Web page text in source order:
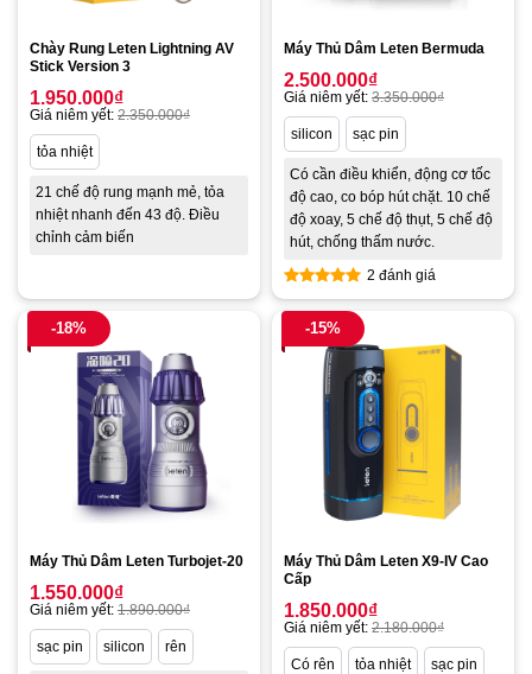
Chày Rung Leten Lightning AV
Stick Version 3
1.950.000₫
Giá niêm yết: 2.350.000₫
tỏa nhiệt
21 chế độ rung mạnh mẻ, tỏa
nhiệt nhanh đến 43 độ. Điều
chỉnh cảm biến
Máy Thủ Dâm Leten Bermuda
Được xếp
hạng4.50
2.500.000₫
Giá niêm yết: 3.350.000₫
silicon sạc pin
Có cần điều khiển, động cơ tốc
độ cao, co bóp hút chặt. 10 chế
độ xoay, 5 chế độ thụt, 5 chế độ
hút, chống thấm nước.
2 đánh giá
-18%
Máy Thủ Dâm Leten Turbojet-20
1.550.000₫
Giá niêm yết: 1.890.000₫
sạc pin silicon rên
-15%
Máy Thủ Dâm Leten X9-IV Cao
Cấp
1.850.000₫
Giá niêm yết: 2.180.000₫
Có rên tỏa nhiệt sạc pin